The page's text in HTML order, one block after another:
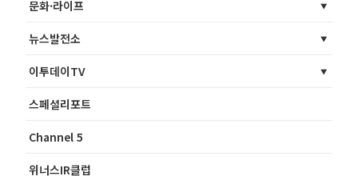
문화·라이프
뉴스발전소
이투데이TV
스페셜리포트
Channel 5
위너스IR클럽